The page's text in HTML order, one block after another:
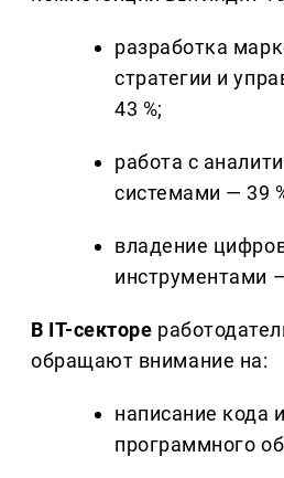
разработка
стратегии и
43 %;
работа с
системами — 39
владение
инструментами
В IT-секторе
обращают внимание на:
написание кода
программного